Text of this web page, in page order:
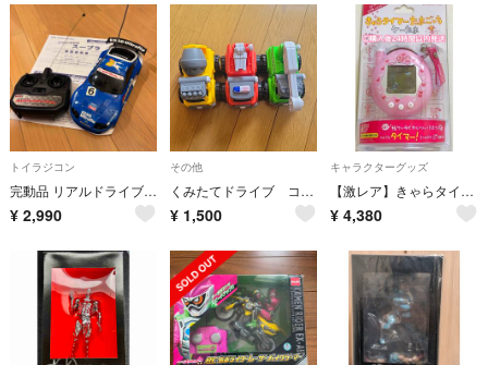
トイラジコン
完動品 リアルドライブシリーズ スープラESSO Ultrafio ラジコンカー
¥ 2,990
その他
くみたてドライブ コロコロビークル 3点セット
¥ 1,500
キャラクターグッズ
【激レア】きゃらタイマー たまごっち ケーたま ピンク バンダイ 完売品
¥ 4,380